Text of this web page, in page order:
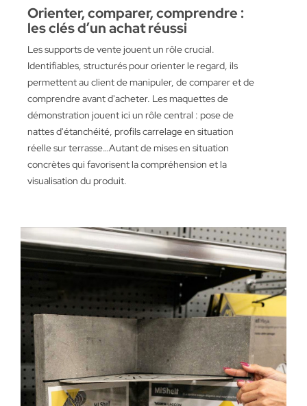
Orienter, comparer, comprendre :
les clés d’un achat réussi
Les supports de vente jouent un rôle crucial.
Identifiables, structurés pour orienter le regard, ils
permettent au client de manipuler, de comparer et de
comprendre avant d'acheter. Les maquettes de
démonstration jouent ici un rôle central : pose de
nattes d'étanchéité, profils carrelage en situation
réelle sur terrasse…Autant de mises en situation
concrètes qui favorisent la compréhension et la
visualisation du produit.